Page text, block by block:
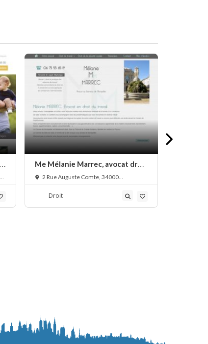
Me Mélanie Marrec, avocat droit
du travail
2 Rue Auguste Comte, 34000
Droit